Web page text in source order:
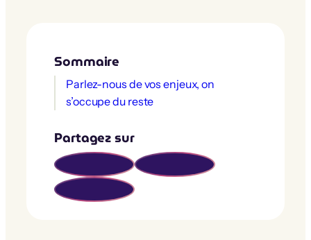
Sommaire
Parlez-nous de vos enjeux, on
s’occupe du reste
Partagez sur